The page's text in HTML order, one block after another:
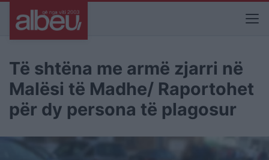
Të shtëna me armë zjarri në
Malësi të Madhe/ Raportohet
për dy persona të plagosur